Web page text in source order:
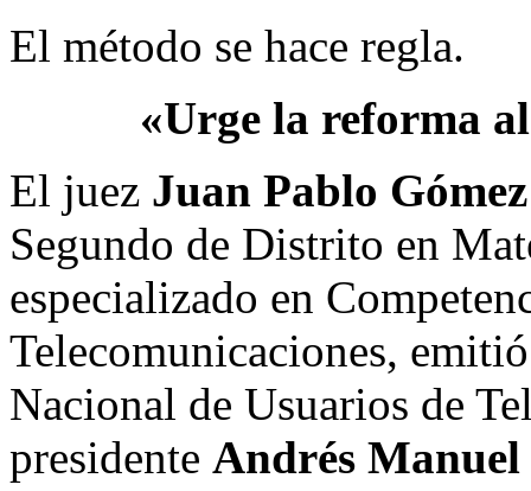
El método se hace regla.
«Urge la reforma
El juez Juan Pablo
Segundo de Distrito en
especializado en
Telecomunicaciones,
Nacional de Usuarios de
presidente Andrés